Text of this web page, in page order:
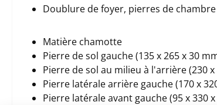
Doublure de foyer, pierres de
Matière chamotte
Pierre de sol gauche (135 x 265 x 30
Pierre de sol au milieu à l'arrière (230 x
Pierre latérale arrière gauche (170 x
Pierre latérale avant gauche (95 x 330